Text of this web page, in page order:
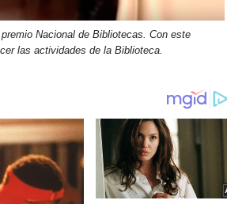
Nacional de Bibliotecas. Con este
las actividades de la Biblioteca.